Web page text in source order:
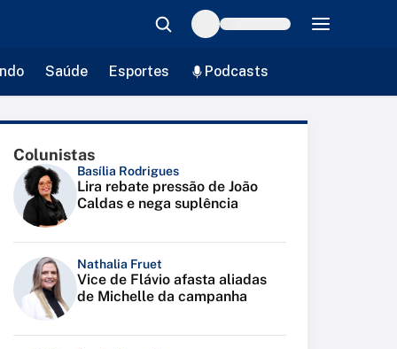
Saúde Esportes Podcasts
Colunistas
Basília Rodrigues
Lira rebate pressão de João
Caldas e nega suplência
Nathalia Fruet
Vice de Flávio afasta aliadas
de Michelle da campanha